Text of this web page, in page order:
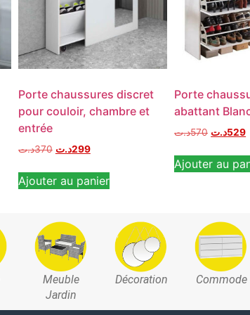
Porte chaussures discret
pour couloir, chambre et
entrée
370د.ت 299د.ت
Ajouter au panier
Porte
abattant
570د.ت 529د.ت
Ajouter au
Meuble
Jardin
Décoration Commode